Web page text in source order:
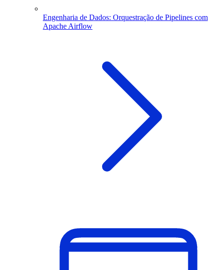
Engenharia de Dados: Orquestração de Pipelines com
Apache Airflow